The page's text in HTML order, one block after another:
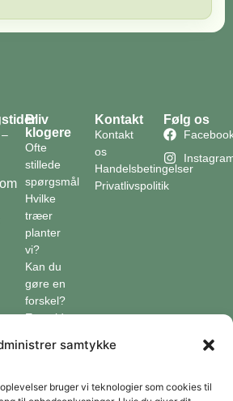
samtykke
bruger vi teknologier som cookies til
Bliv
klogere
Ofte
stillede
spørgsmål
Hvilke
træer
planter
vi?
Kan du
gøre en
forskel?
En guide
Klimaordbogen
optager
Kontakt
Kontakt
os
Handelsbetingelser
Privatlivspolitik
Følg os